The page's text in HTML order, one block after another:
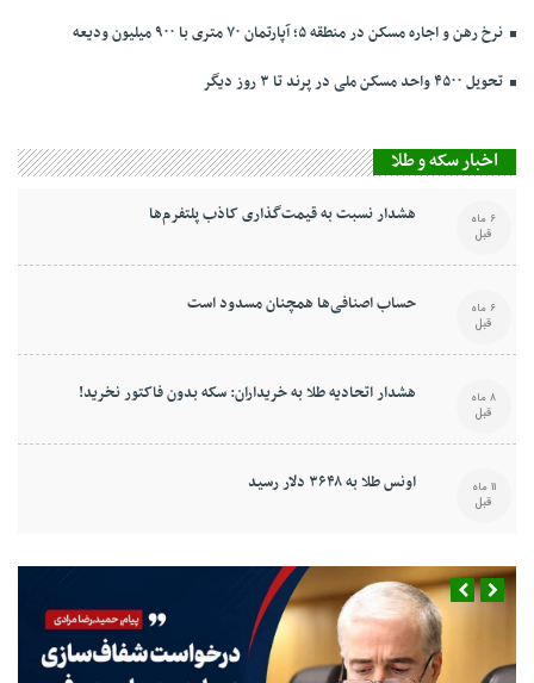
نرخ‌ رهن و اجاره مسکن در منطقه ۵؛ آپارتمان ۷۰ متری با ۹۰۰ میلیون ودیعه
تحویل ۴۵۰۰ واحد مسکن ملی در پرند تا ۳ روز دیگر
اخبار سکه و طلا
هشدار نسبت به قیمت‌گذاری کاذب پلتفرم‌ها 6 ماه
قبل
حساب اصنافی‌ها همچنان مسدود است 6 ماه
قبل
هشدار اتحادیه طلا به خریداران: سکه بدون فاکتور نخرید! 8 ماه
قبل
اونس طلا به ۳۶۴۸ دلار رسید 11 ماه
قبل